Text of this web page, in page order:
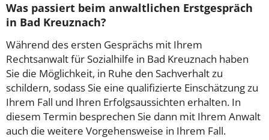
Was passiert beim anwaltlichen Erstgespräch
in Bad Kreuznach?
Während des ersten Gesprächs mit Ihrem
Rechtsanwalt für Sozialhilfe in Bad Kreuznach haben
Sie die Möglichkeit, in Ruhe den Sachverhalt zu
schildern, sodass Sie eine qualifizierte Einschätzung zu
Ihrem Fall und Ihren Erfolgsaussichten erhalten. In
diesem Termin besprechen Sie dann mit Ihrem Anwalt
auch die weitere Vorgehensweise in Ihrem Fall.